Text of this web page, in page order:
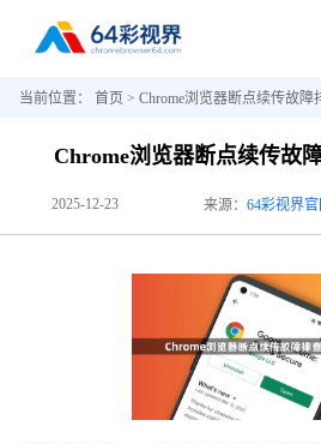
当前位置： 首页 > Chrome浏览器断点续传故障
Chrome浏览器断点续传故
2025-12-23 来源： 64彩视界官